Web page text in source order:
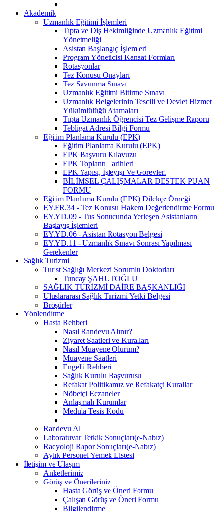
Akademik
Uzmanlık Eğitimi İşlemleri
Tıpta ve Diş Hekimliğinde Uzmanlık Eğitimi
Yönetmeliği
Asistan Başlangıç İşlemleri
Program Yöneticisi Kanaat Formları
Rotasyonlar
Tez Konusu Onayları
Tez Savunma Sınavı
Uzmanlık Eğitimi Bitirme Sınavı
Uzmanlık Belgelerinin Tescili ve Devlet Hizmet
Yükümlülüğü Atamaları
Tıpta Uzmanlık Öğrencisi Tez Gelişme Raporu
Tebligat Adresi Bilgi Formu
Eğitim Planlama Kurulu (EPK)
Eğitim Planlama Kurulu (EPK)
EPK Başvuru Kılavuzu
EPK Toplantı Tarihleri
EPK Yapısı, İşleyişi Ve Görevleri
BİLİMSEL ÇALIŞMALAR DESTEK PUAN
FORMU
Eğitim Planlama Kurulu (EPK) Dilekçe Örneği
EY.FR.34 - Tez Konusu Hakem Değerlendirme Formu
EY.YD.09 - Tus Sonucunda Yerleşen Asistanların
Başlayış İşlemleri
EY.YD.06 - Asistan Rotasyon Belgesi
EY.YD.11 - Uzmanlık Sınavı Sonrası Yapılması
Gerekenler
Sağlık Turizmi
Turist Sağlığı Merkezi Sorumlu Doktorları
Tuncay ŞAHUTOĞLU
SAĞLIK TURİZMİ DAİRE BAŞKANLIĞI
Uluslararası Sağlık Turizmi Yetki Belgesi
Broşürler
Yönlendirme
Hasta Rehberi
Nasıl Randevu Alınır?
Ziyaret Saatleri ve Kuralları
Nasıl Muayene Olurum?
Muayene Saatleri
Engelli Rehberi
Sağlık Kurulu Başvurusu
Refakat Politikamız ve Refakatçi Kuralları
Nöbetçi Eczaneler
Anlaşmalı Kurumlar
Medula Tesis Kodu
Randevu Al
Laboratuvar Tetkik Sonuçları(e-Nabız)
Radyoloji Rapor Sonuçları(e-Nabız)
Aylık Personel Yemek Listesi
İletişim ve Ulaşım
Anketlerimiz
Görüş ve Önerileriniz
Hasta Görüş ve Öneri Formu
Çalışan Görüş ve Öneri Formu
Bilgilendirme